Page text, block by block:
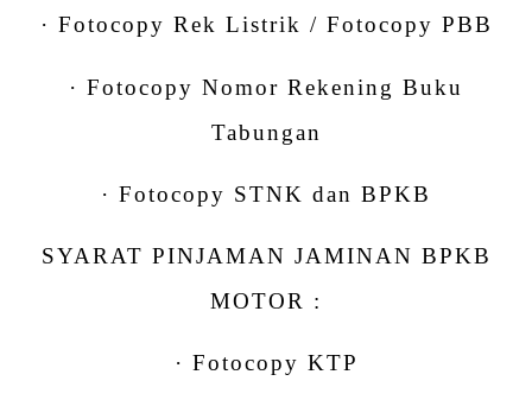
· Fotocopy Rek Listrik / Fotocopy PBB
· Fotocopy Nomor Rekening Buku
Tabungan
· Fotocopy STNK dan BPKB
SYARAT PINJAMAN JAMINAN BPKB
MOTOR :
· Fotocopy KTP